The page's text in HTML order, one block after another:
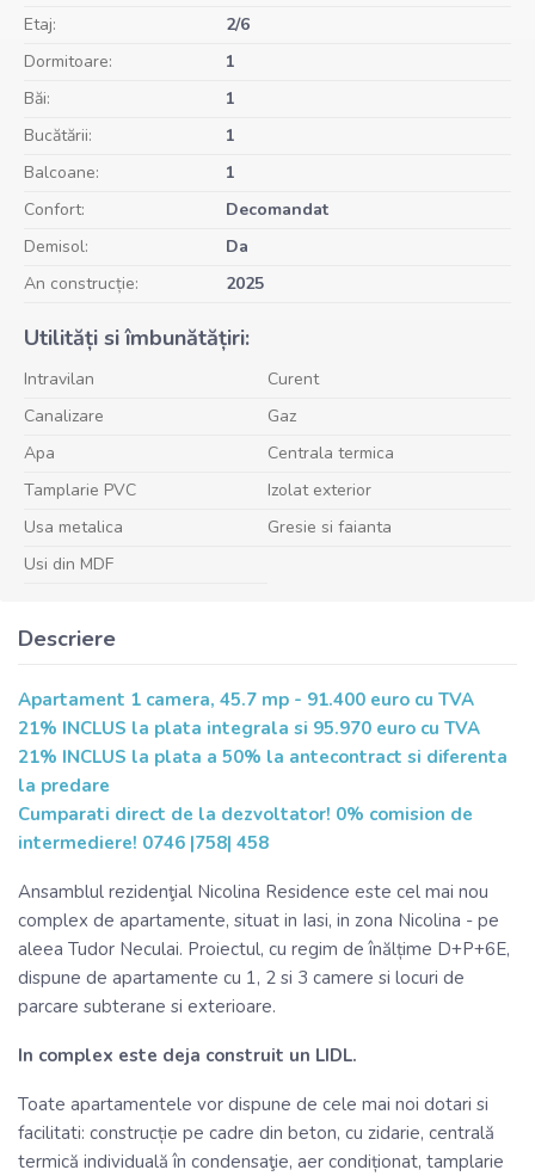
Etaj:
2/6
Dormitoare:
1
Băi:
1
Bucătării:
1
Balcoane:
1
Confort:
Decomandat
Demisol:
Da
An construcție:
2025
Utilități si îmbunătățiri:
Intravilan
Curent
Canalizare
Gaz
Apa
Centrala termica
Tamplarie PVC
Izolat exterior
Usa metalica
Gresie si faianta
Usi din MDF
Descriere
Apartament 1 camera, 45.7 mp - 91.400 euro cu TVA
21% INCLUS la plata integrala si 95.970 euro cu TVA
21% INCLUS la plata a 50% la antecontract si diferenta
la predare
Cumparati direct de la dezvoltator! 0% comision de
intermediere! 0746 |758| 458
Ansamblul rezidenţial Nicolina Residence este cel mai nou
complex de apartamente, situat in Iasi, in zona Nicolina - pe
aleea Tudor Neculai. Proiectul, cu regim de înălțime D+P+6E,
dispune de apartamente cu 1, 2 si 3 camere si locuri de
parcare subterane si exterioare.
In complex este deja construit un LIDL.
Toate apartamentele vor dispune de cele mai noi dotari si
facilitati: construcție pe cadre din beton, cu zidarie, centrală
termică individuală în condensaţie, aer condiționat, tamplarie